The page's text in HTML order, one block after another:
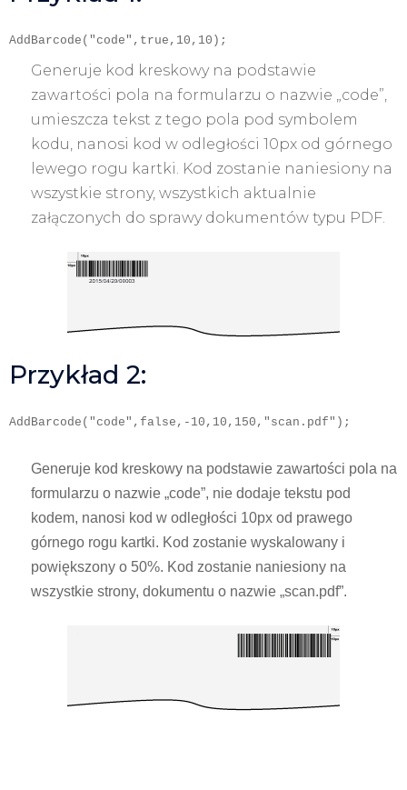
AddBarcode("code",true,10,10);
Generuje kod kreskowy na podstawie
zawartości pola na formularzu o nazwie „code”,
umieszcza tekst z tego pola pod symbolem
kodu, nanosi kod w odległości 10px od górnego
lewego rogu kartki. Kod zostanie naniesiony na
wszystkie strony, wszystkich aktualnie
załączonych do sprawy dokumentów typu PDF.
Przykład 2:
AddBarcode("code",false,-10,10,150,"scan.pdf");
Generuje kod kreskowy na podstawie zawartości pola na
formularzu o nazwie „code”, nie dodaje tekstu pod
kodem, nanosi kod w odległości 10px od prawego
górnego rogu kartki. Kod zostanie wyskalowany i
powiększony o 50%. Kod zostanie naniesiony na
wszystkie strony, dokumentu o nazwie „scan.pdf”.